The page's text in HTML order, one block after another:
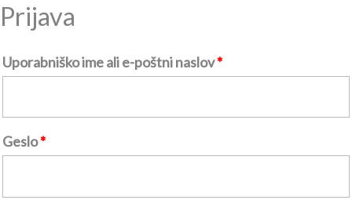
Prijava
Uporabniško ime ali e-poštni naslov*
Geslo*
Zahtevano